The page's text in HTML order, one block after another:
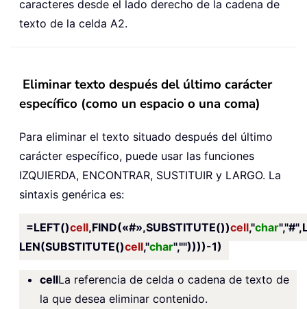
caracteres desde el lado derecho de la cadena de
texto de la celda A2.
Eliminar texto después del último carácter
específico (como un espacio o una coma)
Para eliminar el texto situado después del último
carácter específico, puede usar las funciones
IZQUIERDA, ENCONTRAR, SUSTITUIR y LARGO. La
sintaxis genérica es:
=LEFT()cell,FIND(«#»,SUBSTITUTE())cell,"char
LEN(SUBSTITUTE()cell,"char",""))))-1)
cellLa referencia de celda o cadena de texto de
la que desea eliminar contenido.